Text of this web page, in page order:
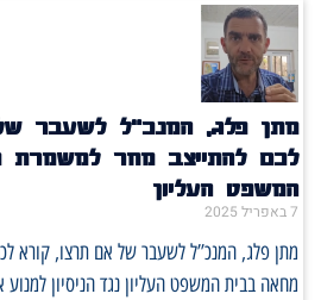
מתן פלג, המנכ”ל לשעבר
לכם להתייצב מחר למשמרת
המשפט העליון
7 באפריל 2025
מתן פלג, המנכ”ל לשעבר של אם תרצו, קורא
מחאה בבית המשפט העליון נגד הניסיון